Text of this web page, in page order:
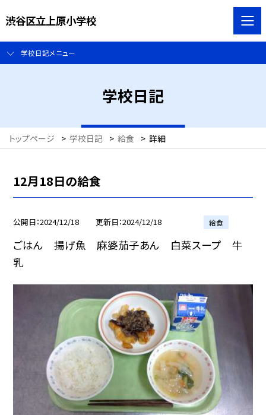
渋谷区立上原小学校
学校日記メニュー
学校日記
トップページ > 学校日記 > 給食 > 詳細
12月18日の給食
公開日 2024/12/18 更新日 2024/12/18 給食
ごはん 揚げ魚 麻婆茄子あん 白菜スープ 牛
乳